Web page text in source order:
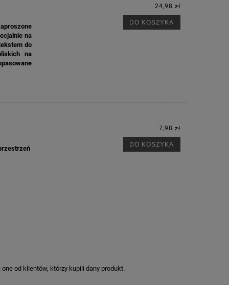
na
do
na
24,98 zł
DO KOSZYKA
7,98 zł
DO KOSZYKA
od klientów, którzy kupili dany produkt.